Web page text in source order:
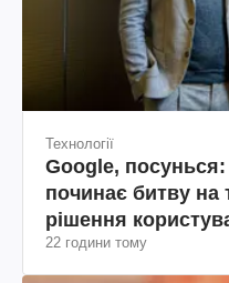
Технології
Google,
починає битву на
рішення
22 години тому